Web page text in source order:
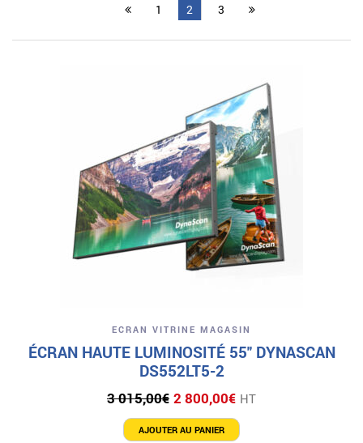
1 2 3
ECRAN VITRINE MAGASIN
ÉCRAN HAUTE LUMINOSITÉ 55″ DYNASCAN
DS552LT5-2
3 015,00€ Le
prix
initial
2 800,00€Le
prix
actuel
HT
AJOUTER AU PANIER